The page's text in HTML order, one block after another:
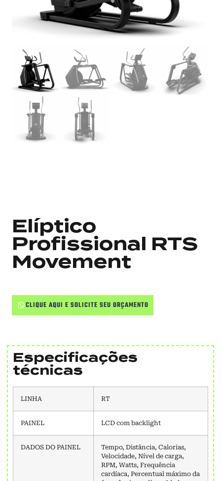
Elíptico
Profissional RTS
Movement
CLIQUE AQUI E SOLICITE SEU ORÇAMENTO
Especificações
técnicas
LINHA RT
PAINEL LCD com backlight
DADOS DO PAINEL
Tempo, Distância, Calorias,
Velocidade, Nível de carga,
RPM, Watts, Frequência
cardíaca, Percentual máximo da